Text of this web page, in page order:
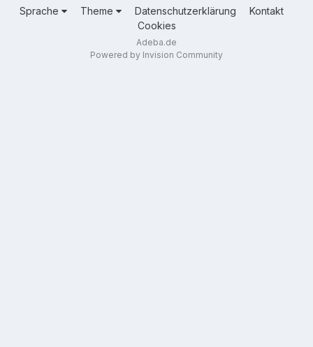
Sprache Theme Datenschutzerklärung
Kontakt
Cookies
Adeba.de
Powered by Invision Community